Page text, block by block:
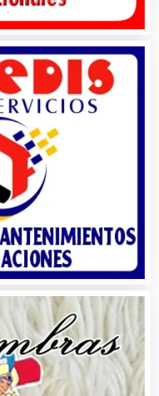
para Fiestas
Etiqueta